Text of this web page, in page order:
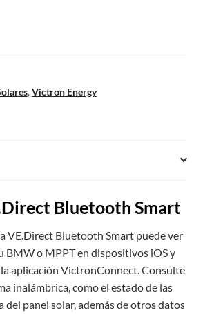
,Victron Energy
Bluetooth Smart
VE.Direct Bluetooth Smart puede ver
BMW o MPPT en dispositivos iOS y
aplicación VictronConnect. Consulte
inalámbrica, como el estado de las
del panel solar, además de otros datos